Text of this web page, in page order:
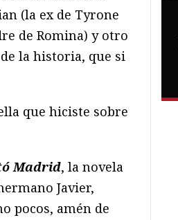
(la ex de Tyrone
de Romina) y otro
la historia, que si
que hiciste sobre
Madrid, la novela
Javier,
pocos, amén de